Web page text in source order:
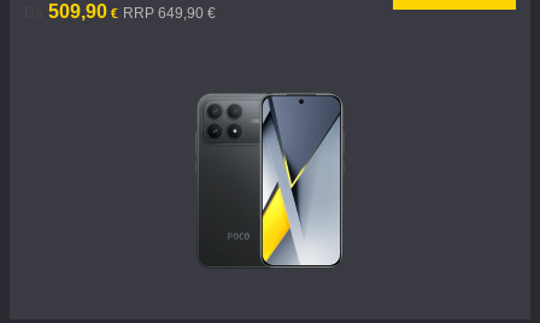
509,90 €
Current Price €509.9RRP 649,90 €
Prezzo promozionale 649,90 €